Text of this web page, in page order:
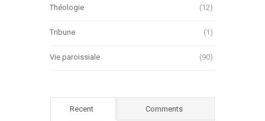
Théologie (12)
Tribune (1)
Vie paroissiale (90)
Recent Comments